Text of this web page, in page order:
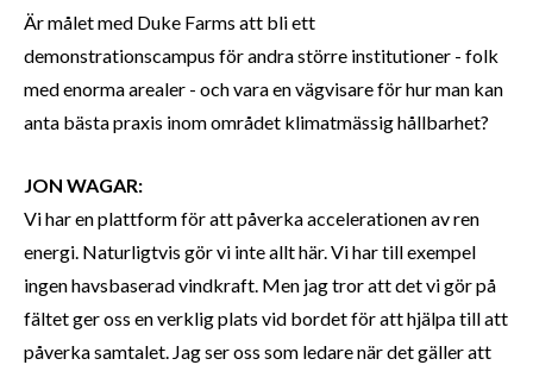
Är målet med Duke Farms att bli ett
demonstrationscampus för andra större institutioner - folk
med enorma arealer - och vara en vägvisare för hur man kan
anta bästa praxis inom området klimatmässig hållbarhet?
JON WAGAR:
Vi har en plattform för att påverka accelerationen av ren
energi. Naturligtvis gör vi inte allt här. Vi har till exempel
ingen havsbaserad vindkraft. Men jag tror att det vi gör på
fältet ger oss en verklig plats vid bordet för att hjälpa till att
påverka samtalet. Jag ser oss som ledare när det gäller att